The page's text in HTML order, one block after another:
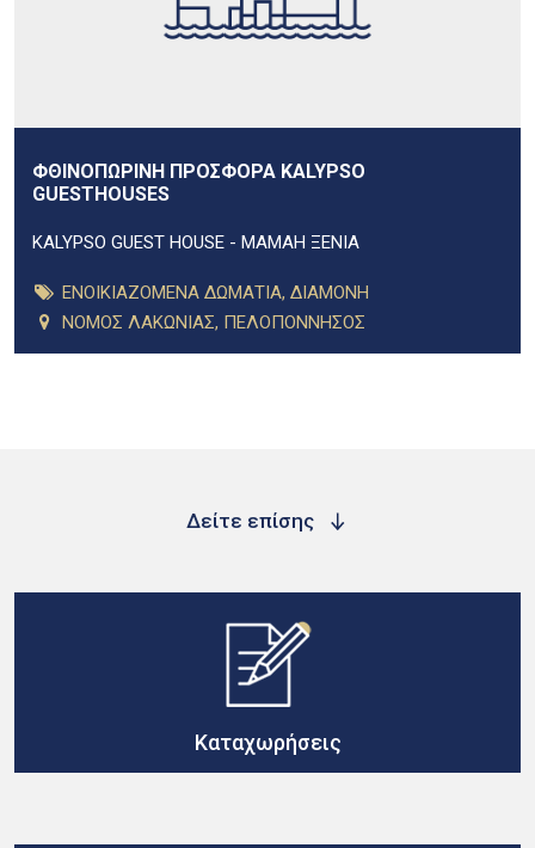
ΦΘΙΝΟΠΩΡΙΝΗ ΠΡΟΣΦΟΡΑ KALYPSO
GUESTHOUSES
KALYPSO GUEST HOUSE - ΜΑΜΑΗ ΞΕΝΙΑ
ΕΝΟΙΚΙΑΖΟΜΕΝΑ ΔΩΜΑΤΙΑ, ΔΙΑΜΟΝΗ
ΝΟΜΟΣ ΛΑΚΩΝΙΑΣ, ΠΕΛΟΠΟΝΝΗΣΟΣ
Δείτε επίσης
Καταχωρήσεις